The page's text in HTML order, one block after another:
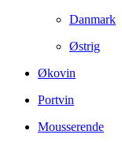
Danmark
Østrig
Økovin
Portvin
Mousserende